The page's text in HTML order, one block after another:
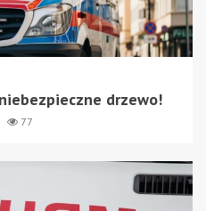
drzewo!
77